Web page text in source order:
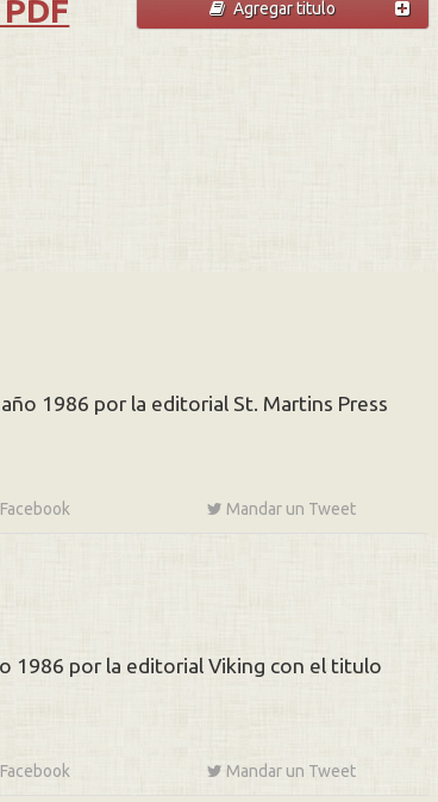
Agregar titulo
1986 por la editorial St. Martins Press
Mandar un Tweet
1986 por la editorial Viking con el titulo
Mandar un Tweet